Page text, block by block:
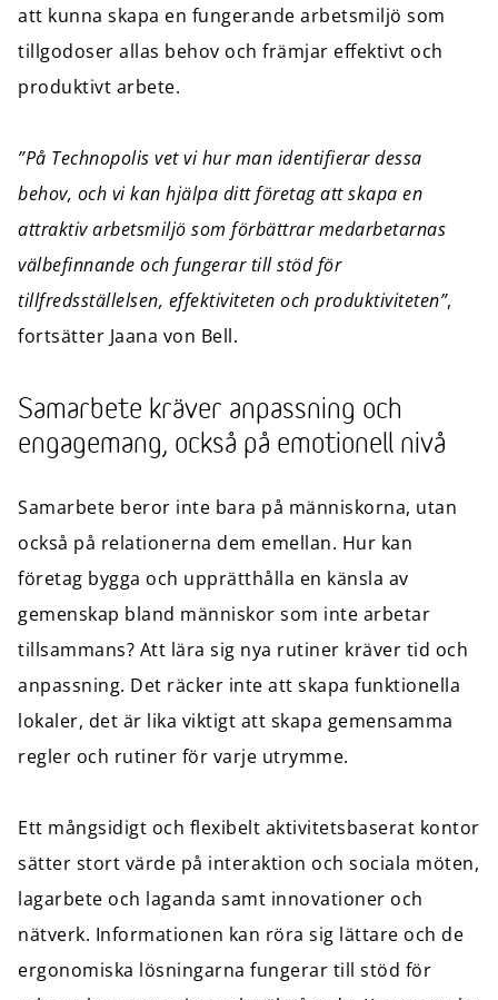
att kunna skapa en fungerande arbetsmiljö som
tillgodoser allas behov och främjar effektivt och
produktivt arbete.
”På Technopolis vet vi hur man identifierar dessa
behov, och vi kan hjälpa ditt företag att skapa en
attraktiv arbetsmiljö som förbättrar medarbetarnas
välbefinnande och fungerar till stöd för
tillfredsställelsen, effektiviteten och produktiviteten”,
fortsätter Jaana von Bell.
Samarbete kräver anpassning och
engagemang, också på emotionell nivå
Samarbete beror inte bara på människorna, utan
också på relationerna dem emellan. Hur kan
företag bygga och upprätthålla en känsla av
gemenskap bland människor som inte arbetar
tillsammans? Att lära sig nya rutiner kräver tid och
anpassning. Det räcker inte att skapa funktionella
lokaler, det är lika viktigt att skapa gemensamma
regler och rutiner för varje utrymme.
Ett mångsidigt och flexibelt aktivitetsbaserat kontor
sätter stort värde på interaktion och sociala möten,
lagarbete och laganda samt innovationer och
nätverk. Informationen kan röra sig lättare och de
ergonomiska lösningarna fungerar till stöd för